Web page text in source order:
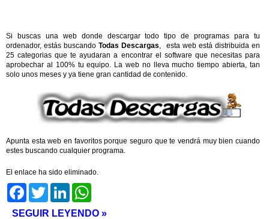
Si buscas una web donde descargar todo tipo de programas para tu
ordenador, estás buscandoTodas Descargas, esta web está distribuida en
25 categorias que te ayudaran a encontrar el software que necesitas para
aprobechar al 100% tu equipo. La web no lleva mucho tiempo abierta, tan
solo unos meses y ya tiene gran cantidad de contenido.
Apunta esta web en favoritos porque seguro que te vendrá muy bien cuando
estes buscando cualquier programa.
El enlace ha sido eliminado.
FacebookTwitter LinkedIn
SEGUIR LEYENDO »